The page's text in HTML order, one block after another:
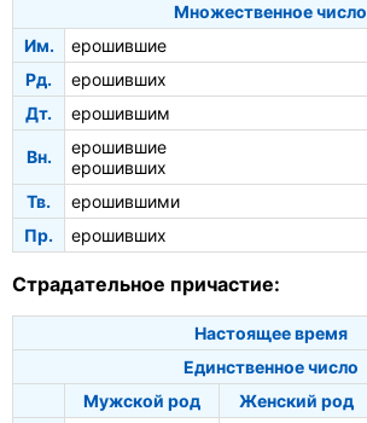
Множественное число
Им.
ерошившие
Рд.
ерошивших
Дт.
ерошившим
Вн.
ерошившие
ерошивших
Тв.
ерошившими
Пр.
ерошивших
Страдательное причастие:
Настоящее время
Единственное число
Мужской род
Женский род